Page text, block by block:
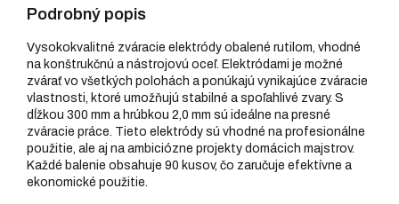
Podrobný popis
Vysokokvalitné zváracie elektródy obalené rutilom, vhodné
na konštrukčnú a nástrojovú oceľ. Elektródami je možné
zvárať vo všetkých polohách a ponúkajú vynikajúce zváracie
vlastnosti, ktoré umožňujú stabilné a spoľahlivé zvary. S
dĺžkou 300 mm a hrúbkou 2,0 mm sú ideálne na presné
zváracie práce. Tieto elektródy sú vhodné na profesionálne
použitie, ale aj na ambiciózne projekty domácich majstrov.
Každé balenie obsahuje 90 kusov, čo zaručuje efektívne a
ekonomické použitie.